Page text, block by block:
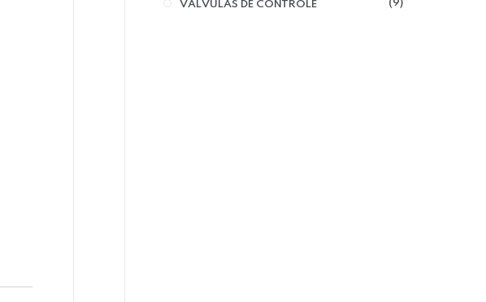
VÁLVULAS DE CONTROLE 9